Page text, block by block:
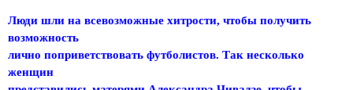
Люди шли на всевозможные хитрости, чтобы получить
возможность
лично поприветствовать футболистов. Так несколько
женщин